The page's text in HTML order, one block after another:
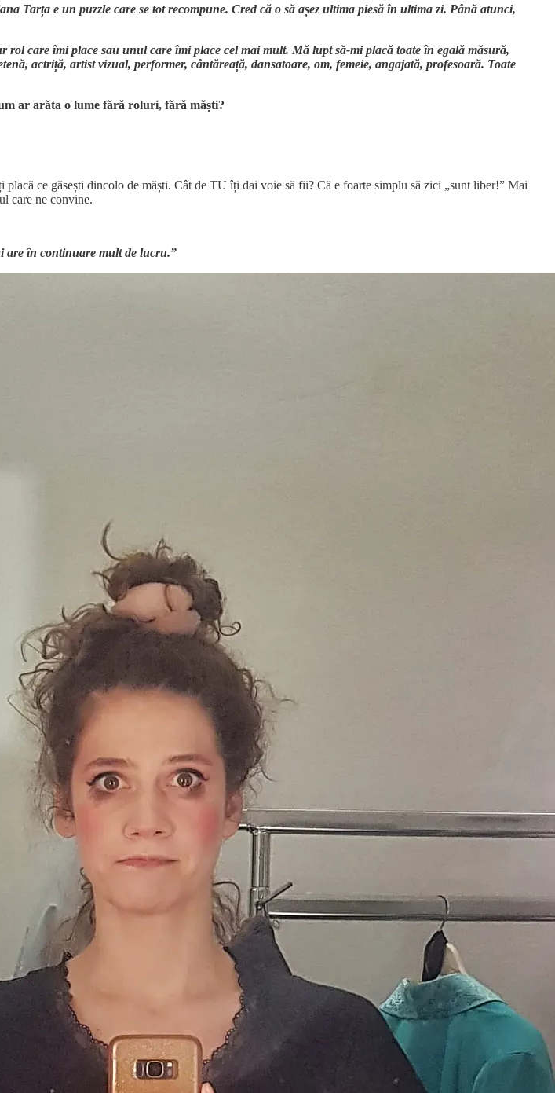
Tarța e un puzzle care se tot recompune. Cred că o să așez ultima piesă în ultima zi. Până atunci,
care îmi place sau unul care îmi place cel mai mult. Mă lupt să-mi placă toate în egală măsură,
actriță, artist vizual, performer, cântăreață, dansatoare, om, femeie, angajată, profesoară. Toate
ar arăta o lume fără roluri, fără măști?
placă ce găsești dincolo de măști. Cât de TU îți dai voie să fii? Că e foarte simplu să zici „sunt liber!” Mai
care ne convine.
are în continuare mult de lucru.”